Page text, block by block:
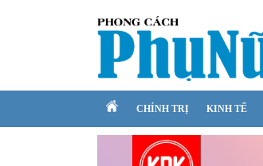
CHÍNH TRỊ KINH TẾ